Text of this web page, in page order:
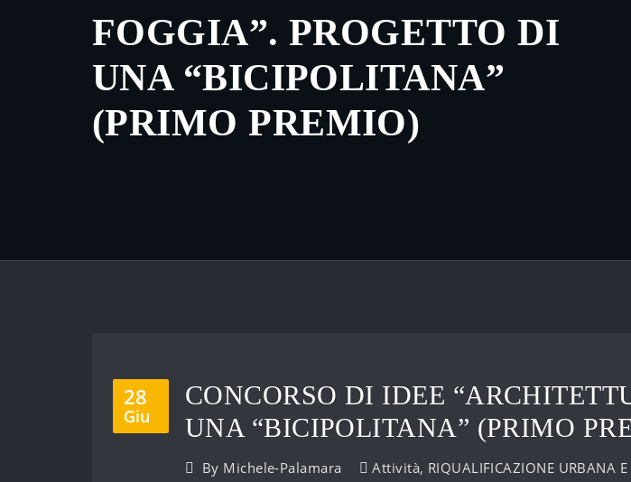
FOGGIA”. PROGETTO DI
UNA “BICIPOLITANA”
(PRIMO PREMIO)
28
Giu
CONCORSO DI IDEE
UNA “BICIPOLITANA” (PRIMO
By Michele-Palamara Attività, RIQUALIFICAZIONE URBANA